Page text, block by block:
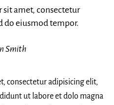
amet, consectetur
do eiusmod tempor.
Smith
consectetur adipisicing elit,
ut labore et dolo magna